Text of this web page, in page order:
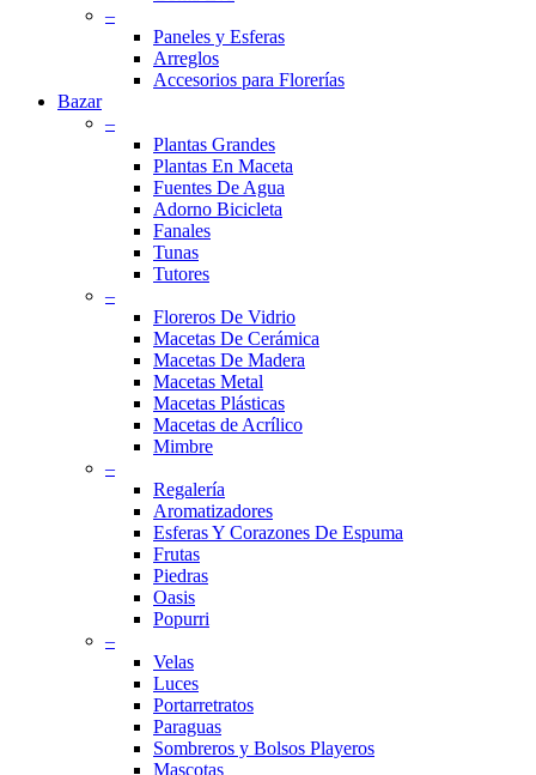
–
Paneles y Esferas
Arreglos
Accesorios para Florerías
Bazar
–
Plantas Grandes
Plantas En Maceta
Fuentes De Agua
Adorno Bicicleta
Fanales
Tunas
Tutores
–
Floreros De Vidrio
Macetas De Cerámica
Macetas De Madera
Macetas Metal
Macetas Plásticas
Macetas de Acrílico
Mimbre
–
Regalería
Aromatizadores
Esferas Y Corazones De Espuma
Frutas
Piedras
Oasis
Popurri
–
Velas
Luces
Portarretratos
Paraguas
Sombreros y Bolsos Playeros
Mascotas